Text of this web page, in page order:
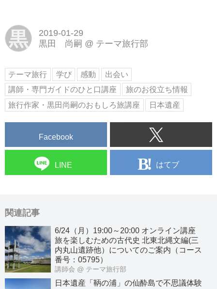
黒
2019-01-29
黒田 尚嗣 @ テーマ旅行部
テーマ旅行 学び 感動
出会い
講師・専門ガイドのひと口講座
旅のお役立ち情報
旅行作家・黒田尚嗣のおもしろ旅講座
日本遺産
Facebook
LINE はてブ
関連記事
6/24（月）19:00～20:00 オンライン講座
旅を楽しむための古代史 北東北縄文編(三
内丸山遺跡他）についてのご案内（コース
番号：05795）
講師会 @ テーマ旅行部
日本遺産「鞆の浦」の仙酔島で不思議体験